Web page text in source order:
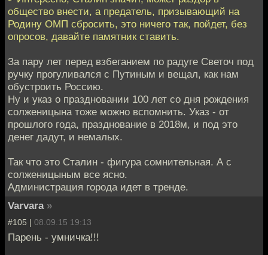
общество внести, а предатель, призывающий на
Родину ОМП сбросить, это ничего так, пойдет, без
опросов, давайте памятник ставить.
За пару лет перед взбеганием по радуге Светоч под
ручку прогуливался с Путиным и вещал, как нам
обустроить Россию.
Ну и указ о праздновании 100 лет со дня рождения
солженицына тоже можно вспомнить. Указ - от
прошлого года, празднование в 2018м, и под это
денег дадут, и немалых.
Так что это Сталин - фигура сомнительная. А с
солженицыным все ясно.
Администрация города идет в тренде.
Varvara »
#105 | 08.09.15 19:13
Парень - умничка!!!